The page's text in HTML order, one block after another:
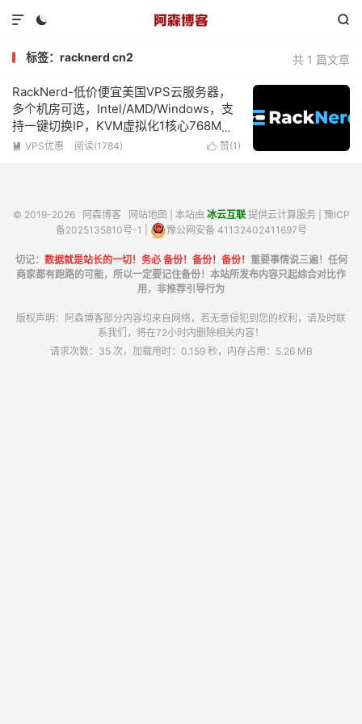
 

共 1 篇文章
标签：racknerd cn2
RackNerd-低价便宜美国VPS云服务器，
多个机房可选，Intel/AMD/Windows，支
持一键切换IP，KVM虚拟化1核心768M内
存1Gbps带宽低至$10.18/年
 赞(1 )
 VPS优惠 阅读(1784)
© 2019-2026 阿森博客 网站地图 | 本站由 冰云互联提供云计算服务 | 豫ICP
备2025135810号-1
豫公网安备 41132402411697号
切记： 数据就是站长的一切！务必 备份！备份！备份！ 重要事情说三遍！任何
商家都有跑路的可能，所以一定要记住备份！本站所发布内容只起综合对比作
用，非推荐引导行为
版权声明：阿森博客部分内容均来自网络，若无意侵犯到您的权利，请及时联
系我们，将在72小时内删除相关内容！
请求次数：35 次，加载用时：0.159 秒，内存占用：5.26 MB